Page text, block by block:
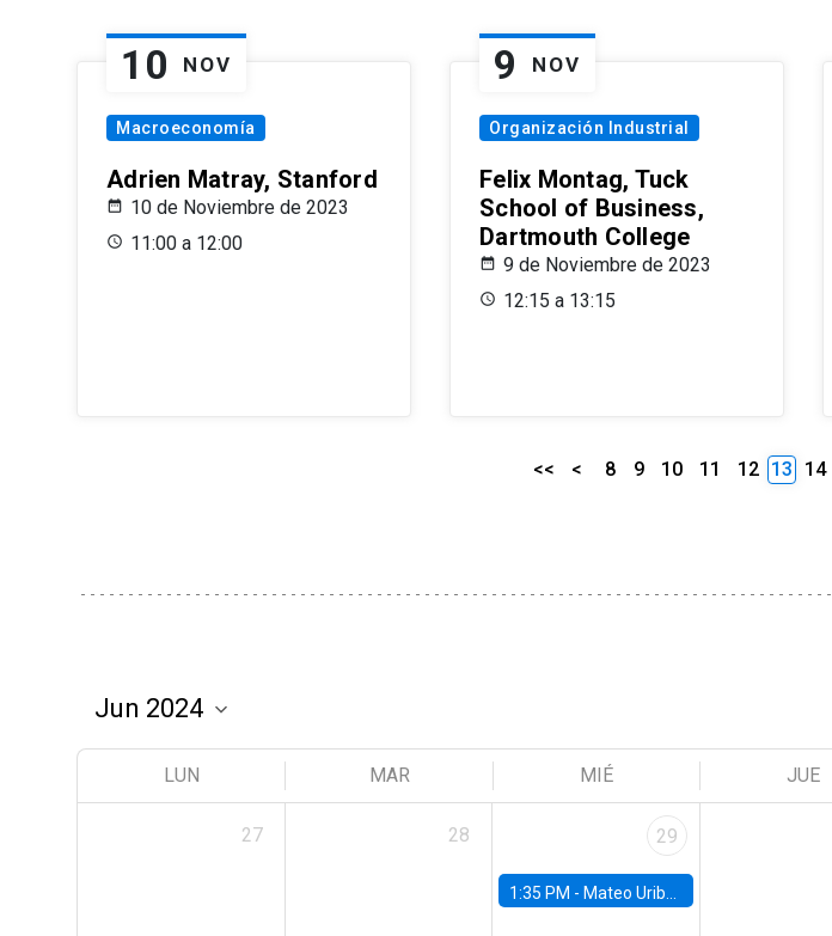
10 NOV
Macroeconomía
Adrien Matray, Stanford
10 de Noviembre de 2023
11:00 a 12:00
9 NOV
Organización Industrial
Felix Montag, Tuck
School of Business,
Dartmouth College
9 de Noviembre de 2023
12:15 a 13:15
<< < 8 9 10 11 12 13 14
LUN MAR MIÉ JUE
27 28 29
1:35 PM - Mateo Uribe-Castro, Universidad de los Andes (Colombia)